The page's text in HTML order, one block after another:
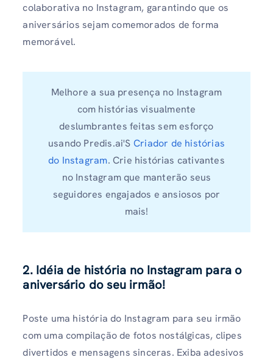
colaborativa no Instagram, garantindo que os
aniversários sejam comemorados de forma
memorável.
Melhore a sua presença no Instagram
com histórias visualmente
deslumbrantes feitas sem esforço
usando Predis.ai'S Criador de histórias
do Instagram. Crie histórias cativantes
no Instagram que manterão seus
seguidores engajados e ansiosos por
mais!
2. Idéia de história no Instagram para o
aniversário do seu irmão!
Poste uma história do Instagram para seu irmão
com uma compilação de fotos nostálgicas, clipes
divertidos e mensagens sinceras. Exiba adesivos